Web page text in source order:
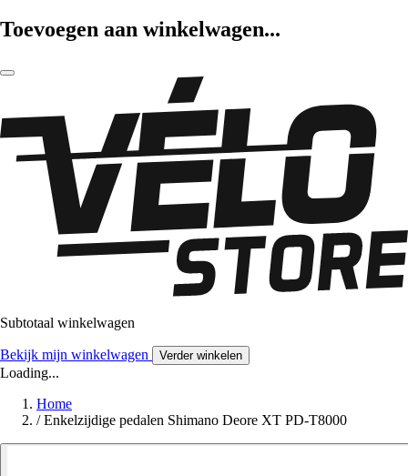
Toevoegen aan winkelwagen...
Subtotaal winkelwagen
Bekijk mijn winkelwagen Verder winkelen
Loading...
Home
/ Enkelzijdige pedalen Shimano Deore XT PD-T8000